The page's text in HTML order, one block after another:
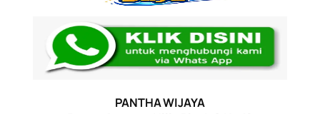
PANTHA WIJAYA